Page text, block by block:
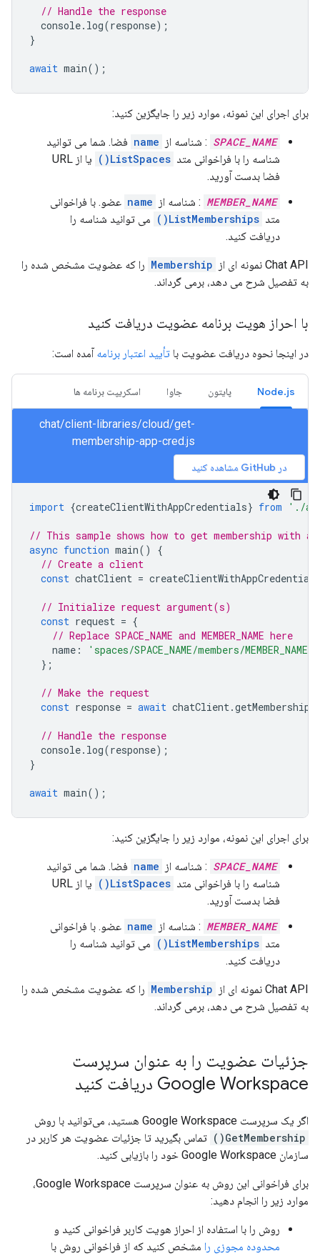
// Handle the response
console. log(response);
}
await main();
برای اجرای این نمونه، موارد زیر را جایگزین کنید:
SPACE_NAME : شناسه از name فضا. شما می توانید
شناسه را با فراخوانی متد ListSpaces()
یا از URL
فضا بدست آورید.
MEMBER_NAME : شناسه از name عضو. با فراخوانی
متد ListMemberships()
می توانید شناسه را
دریافت کنید.
Chat API نمونه ای از Membership را که عضویت مشخص شده را
به تفصیل شرح می دهد، برمی گرداند.
با احراز هویت برنامه عضویت دریافت کنید
در اینجا نحوه دریافت عضویت با تأیید اعتبار برنامه آمده است:
Node.js پایتون جاوا اسکریپت برنامه ها
chat/client-libraries/cloud/get-
membership-app-cred.js
در GitHub مشاهده کنید
import {createClientWithAppCredentials} from './
// This sample shows how to get membership with
async function main()
{
// Create a client
const chatClient = createClientWithAppCredentials
// Initialize request argument(s)
const request = {
// Replace SPACE_NAME and MEMBER_NAME here
name : 'spaces/SPACE_NAME/members/MEMBER_NAME'
};
// Make the request
const response = await chatClient.getMembership
// Handle the response
console. log(response);
}
await main();
برای اجرای این نمونه، موارد زیر را جایگزین کنید:
SPACE_NAME : شناسه از name فضا. شما می توانید
شناسه را با فراخوانی متد ListSpaces()
یا از URL
فضا بدست آورید.
MEMBER_NAME : شناسه از name عضو. با فراخوانی
متد ListMemberships()
می توانید شناسه را
دریافت کنید.
Chat API نمونه ای از Membership را که عضویت مشخص شده را
به تفصیل شرح می دهد، برمی گرداند.
جزئیات عضویت را به عنوان سرپرست
Google Workspace دریافت کنید
اگر یک سرپرست Google Workspace هستید، می‌توانید با روش
GetMembership()
تماس بگیرید تا جزئیات عضویت هر کاربر در
سازمان Google Workspace خود را بازیابی کنید.
برای فراخوانی این روش به عنوان سرپرست Google Workspace،
موارد زیر را انجام دهید:
روش را با استفاده از احراز هویت کاربر فراخوانی کنید و
محدوده مجوزی را مشخص کنید که از فراخوانی روش با